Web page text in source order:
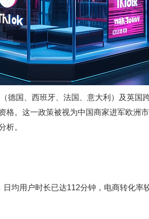
国、西班牙、法国、意大利）及英国
格。这一政策被视为中国商家进军欧洲
析。
用户时长已达112分钟，电商转化率